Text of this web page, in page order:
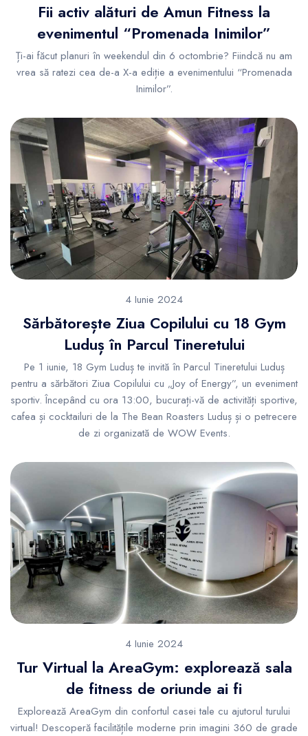
Fii activ alături de Amun Fitness la
evenimentul “Promenada Inimilor”
Ți-ai făcut planuri în weekendul din 6 octombrie? Fiindcă nu am
vrea să ratezi cea de-a X-a ediție a evenimentului “Promenada
Inimilor”.
4 Iunie 2024
Sărbătorește Ziua Copilului cu 18 Gym
Luduș în Parcul Tineretului
Pe 1 iunie, 18 Gym Luduș te invită în Parcul Tineretului Luduș
pentru a sărbători Ziua Copilului cu „Joy of Energy”, un eveniment
sportiv. Începând cu ora 13:00, bucurați-vă de activități sportive,
cafea și cocktailuri de la The Bean Roasters Luduș și o petrecere
de zi organizată de WOW Events.
4 Iunie 2024
Tur Virtual la AreaGym: explorează sala
de fitness de oriunde ai fi
Explorează AreaGym din confortul casei tale cu ajutorul turului
virtual! Descoperă facilitățile moderne prin imagini 360 de grade